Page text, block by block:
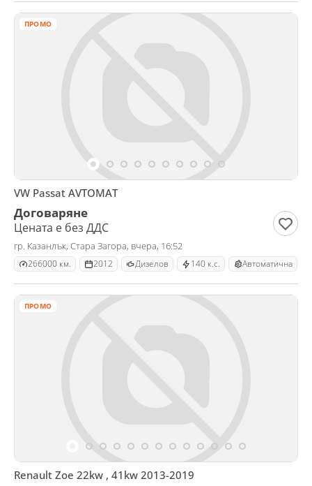
ПРОМО
VW Passat AVTOMAT
Договаряне
Цената е без ДДС
гр. Казанлък, Стара Загора, вчера, 16:52
266000 км. 2012 Дизелов 140 к.с. Автоматична
ПРОМО
Renault Zoe 22kw , 41kw 2013-2019